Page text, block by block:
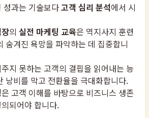
성과는 기술보다고객 심리 분석에서 시
의 실전 마케팅 교육은 역지사지 훈련
숨겨진 욕망을 파악하는 데 집중합니
지 못하는 고객의 결핍을 읽어내는 능
낭비를 막고 전환율을 극대화합니다.
은 고객 이해를 바탕으로 비즈니스 생존
되어야 합니다.